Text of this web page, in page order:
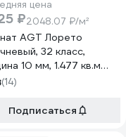
цена
₽2048.07 ₽/м²
AGT Лорето
32 класс,
10 мм, 1.477 кв.м
(14)
Подписаться